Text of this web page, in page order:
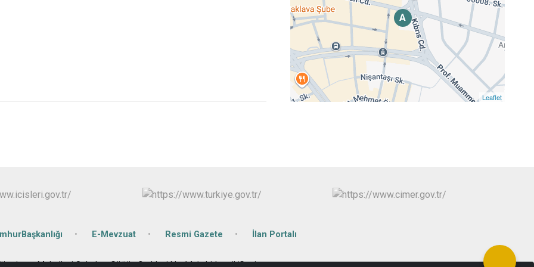
A
Leaflet
E-Mevzuat Resmi Gazete İlan Portalı
Mahallesi Sabahat Göğüş Caddesi No:14 Şehitkamil/Gaziantep